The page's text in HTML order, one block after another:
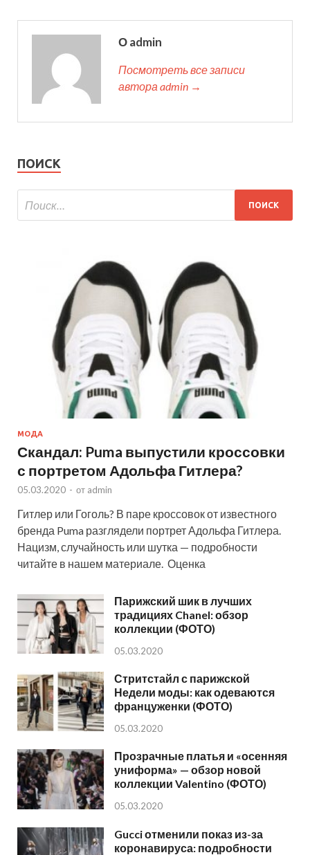
О admin
Посмотреть все записи
автора admin →
ПОИСК
МОДА
Скандал: Puma выпустили кроссовки
с портретом Адольфа Гитлера?
05.03.2020 - от admin
Гитлер или Гоголь? В паре кроссовок от известного
бренда Puma разглядели портрет Адольфа Гитлера.
Нацизм, случайность или шутка — подробности
читайте в нашем материале. Оценка
Парижский шик в лучших
традициях Chanel: обзор
коллекции (ФОТО)
05.03.2020
Стритстайл с парижской
Недели моды: как одеваются
француженки (ФОТО)
05.03.2020
Прозрачные платья и «осенняя
униформа» — обзор новой
коллекции Valentino (ФОТО)
05.03.2020
Gucci отменили показ из-за
коронавируса: подробности